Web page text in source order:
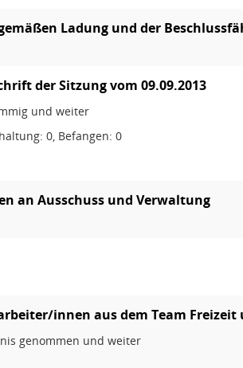
Ladung und der
der Sitzung vom 09.09.2013
und weiter
0, Befangen: 0
an Ausschuss und Verwaltung
innen aus dem Team Freizeit
genommen und weiter